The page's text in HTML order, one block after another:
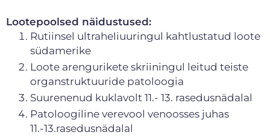
Lootepoolsed näidustused:
Rutiinsel ultraheliuuringul kahtlustatud loote
südamerike
Loote arengurikete skriiningul leitud teiste
organstruktuuride patoloogia
Suurenenud kuklavolt 11.- 13. rasedusnädalal
Patoloogiline verevool venoosses juhas
11.-13.rasedusnädalal